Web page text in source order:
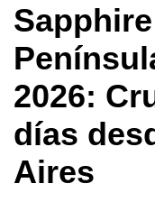
2026:
días
Aires